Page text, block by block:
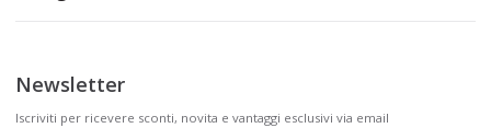
Newsletter
Iscriviti per ricevere sconti, novita e vantaggi esclusivi via email